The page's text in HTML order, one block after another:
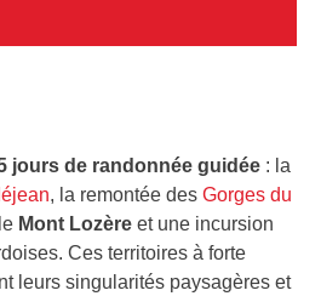
jours de randonnée guidée : la
, la remontée des Gorges du
Mont Lozère et une incursion
Ces territoires à forte
leurs singularités paysagères et